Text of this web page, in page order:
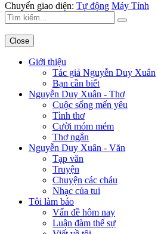
Chuyển giao diện: Tự động Máy Tính
Close
Giới thiệu
Tác giả Nguyễn Duy Xuân
Bạn cần biết
Nguyễn Duy Xuân - Thơ
Cuộc sống mến yêu
Tình thơ
Cười móm mém
Thơ ngắn
Nguyễn Duy Xuân - Văn
Tạp văn
Truyện
Chuyện các cháu
Nhạc của tui
Tôi làm báo
Vấn đề hôm nay
Luận đàm thế sự